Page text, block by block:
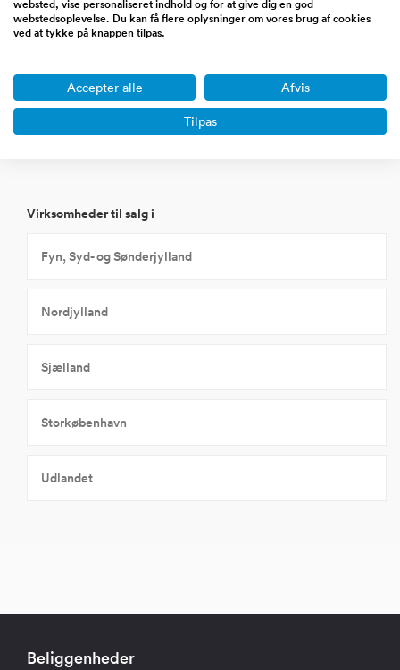
Miljø og affald
Vind og solcelle-industri
Øvrige energi og cleantech
Virksomheder til salg i
Fyn, Syd- og Sønderjylland
Nordjylland
Sjælland
Storkøbenhavn
Udlandet
Beliggenheder
websted, vise personaliseret indhold og for at give dig en god
webstedsoplevelse. Du kan få flere oplysninger om vores brug af cookies
ved at tykke på knappen tilpas.
Accepter alle Afvis
Tilpas